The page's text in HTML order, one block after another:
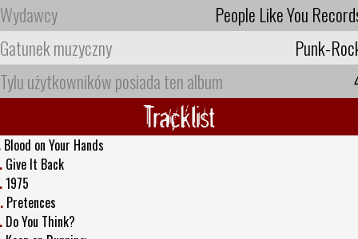
Wydawcy
People Like You
Gatunek muzyczny
Punk-
Tylu użytkowników posiada ten album
Tracklist
Blood on Your Hands
Give It Back
1975
Pretences
Do You Think?